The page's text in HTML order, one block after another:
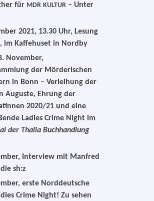
für MDR KULTUR – Unter
2021, 13.30 Uhr, Lesung
im Kaffehuset in Nordby
November,
der Mörderischen
in Bonn – Verleihung der
Auguste, Ehrung der
2020/21 und eine
Ladies Crime Night im
der Thalia Buchhandlung
Interview mit Manfred
sh:z
ers­te Norddeutsche
Crime Night! Zu sehen